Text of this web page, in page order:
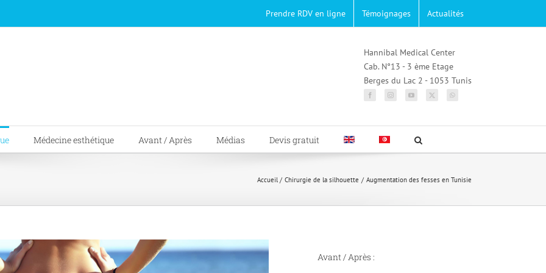
Prendre RDV en ligne Témoignages Actualités
Hannibal Medical Center
Cab. N°13 - 3 ème Etage
Berges du Lac 2 - 1053 Tunis
Médecine esthétique Avant / Après Médias Devis gratuit
Accueil Chirurgie de la silhouette Augmentation des fesses en Tunisie
Avant / Après :